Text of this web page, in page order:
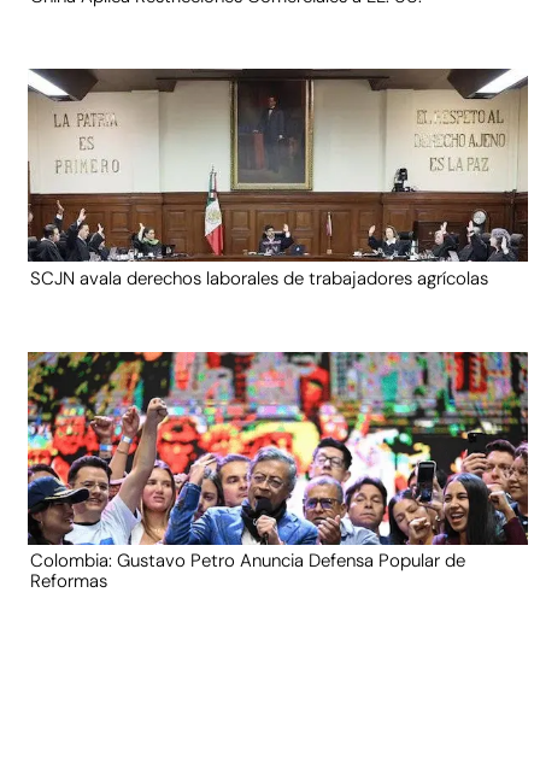
SCJN avala derechos laborales de trabajadores agrícolas
Colombia: Gustavo Petro Anuncia Defensa Popular de
Reformas